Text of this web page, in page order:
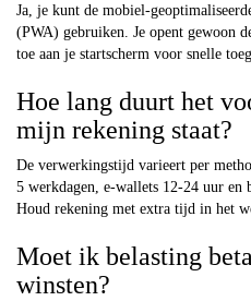
Ja, je kunt de mobiel-
(PWA) gebruiken. Je opent gewoon
toe aan je startscherm voor snelle
Hoe lang duurt het
mijn rekening staat?
De verwerkingstijd varieert per
5 werkdagen, e-wallets 12-24 uur en
Houd rekening met extra tijd in het
Moet ik belasting
winsten?